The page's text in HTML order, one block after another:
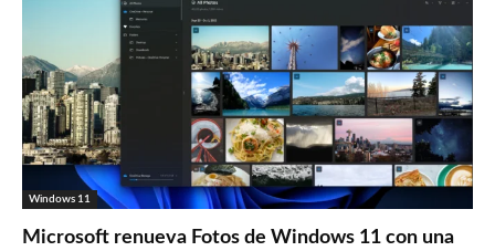
Windows 11
Microsoft renueva Fotos de Windows 11 con una